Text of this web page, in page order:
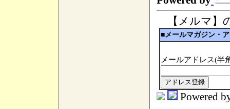
【メルマ】
■メールマガジン・
メールアドレス(半
Powered